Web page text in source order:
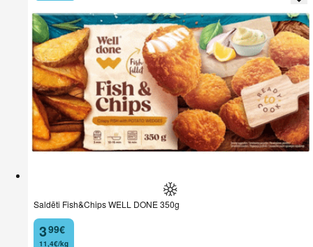
Saldēti Fish&Chips WELL DONE 350g
3
. 99€
11,4€/kg